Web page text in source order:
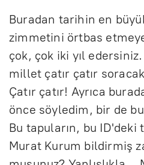
Buradan tarihin en
zimmetini örtbas
çok, çok iki yıl
millet çatır çatır
Çatır çatır! Ayrıca
önce söyledim, bir de
Bu tapuların, bu ID'deki
Murat Kurum bildirmiş